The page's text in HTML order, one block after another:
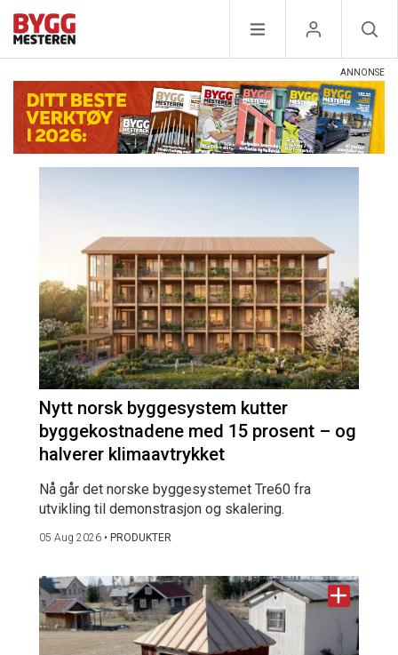
Nytt norsk byggesystem kutter
byggekostnadene med 15 prosent – og
halverer klimaavtrykket
Nå går det norske byggesystemet Tre60 fra
utvikling til demonstrasjon og skalering.
05 Aug 2026 • PRODUKTER